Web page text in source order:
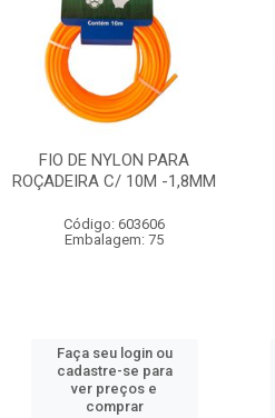
FIO DE NYLON PARA
ROÇADEIRA C/ 10M -1,8MM
Código: 603606
Embalagem: 75
Faça seu login ou
cadastre-se para
ver preços e
comprar